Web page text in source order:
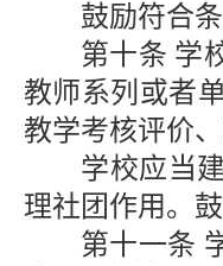
鼓励符合
第十条 学
教师系列或者
教学考核评价
学校应当
理社团作用。
第十一条